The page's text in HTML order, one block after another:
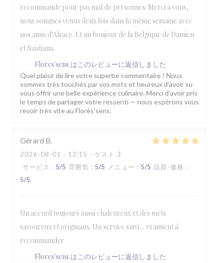
recommande pour pas mal de personnes. Merci à vous,
nous sommes venus deux fois dans la même semaine avec
nos amis d’Alsace. Et un bonjour de la Belgique de Damien
et Santiana.
Flores'sens はこのレビューに返信しました
Quel plaisir de lire votre superbe commentaire ! Nous
sommes très touchés par vos mots et heureux d’avoir su
vous offrir une belle expérience culinaire. Merci d’avoir pris
le temps de partager votre ressenti — nous espérons vous
revoir très vite au Florès’sens.
Gérard B
2026-08-01 - 12:15 - ゲスト 3
サービス : 5/5 雰囲気 : 5/5 メニュー : 5/5 品質-価格 :
5/5
Un accueil toujours aussi chaleureux et des mets
savoureux et originaux. Un service suivi… vraiment à
recommander
Flores'sens はこのレビューに返信しました